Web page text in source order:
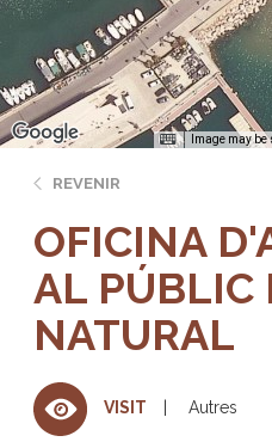
Image may
REVENIR
OFICINA
AL PÚBLIC
NATURAL
VISIT Autres